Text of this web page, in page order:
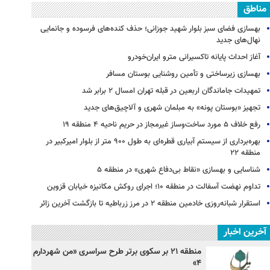
مناطق
بهسازی فضای سبز بلوار شهید جوزانی؛ حذف کنده‌های فرسوده و جانمایی
نهال‌های جدید
آغاز احداث پایانه تاکسیرانی مترو ایران‌خودرو
بهسازی زیرساختی و تأمین روشنایی بوستان مسافر
تمهیدات جاماندگان اربعین در قبله تهران امسال ۲ برابر شد
تجهیز «بوستان پونه» به مبلمان شهری و آلاچیق‌های جدید
رفع خلاف ۵ مورد ساخت‌وساز غیرمجاز در حریم ناحیه ۴ منطقه ۱۹
بهره‌برداری از سیستم آبیاری قطره‌ای به طول ۹۰۰ متر از بلوار امیرکبیر در
منطقه ۲۲
شناسایی و بهسازی «نقاط بی‌دفاع شهری» در منطقه ۵
تداوم نهضت آسفالت در منطقه ۱۰؛ اجرای روکش مکانیزه خیابان قزوین
استقرار شبانه‌روزی خادمین منطقه ۲ در مرز زرباطیه تا بازگشت آخرین زائر
آخرین اخبار
منطقه ۲۱ بر سکوی برتر طرح سراسری «من شهردارم
۴»